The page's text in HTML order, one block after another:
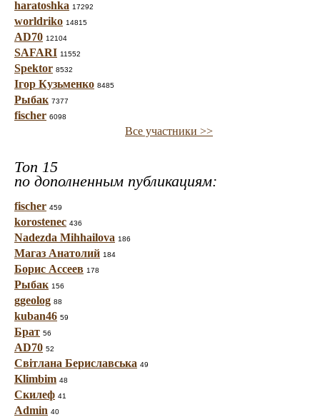
haratoshka 17292
worldriko 14815
AD70 12104
SAFARI 11552
Spektor 8532
Ігор Кузьменко 8485
Рыбак 7377
fischer 6098
Все участники >>
Топ 15
по дополненным публикациям:
fischer 459
korostenec 436
Nadezda Mihhailova 186
Магаз Анатолий 184
Борис Ассеев 178
Рыбак 156
ggeolog 88
kuban46 59
Брат 56
AD70 52
Світлана Бериславська 49
Klimbim 48
Скилеф 41
Admin 40